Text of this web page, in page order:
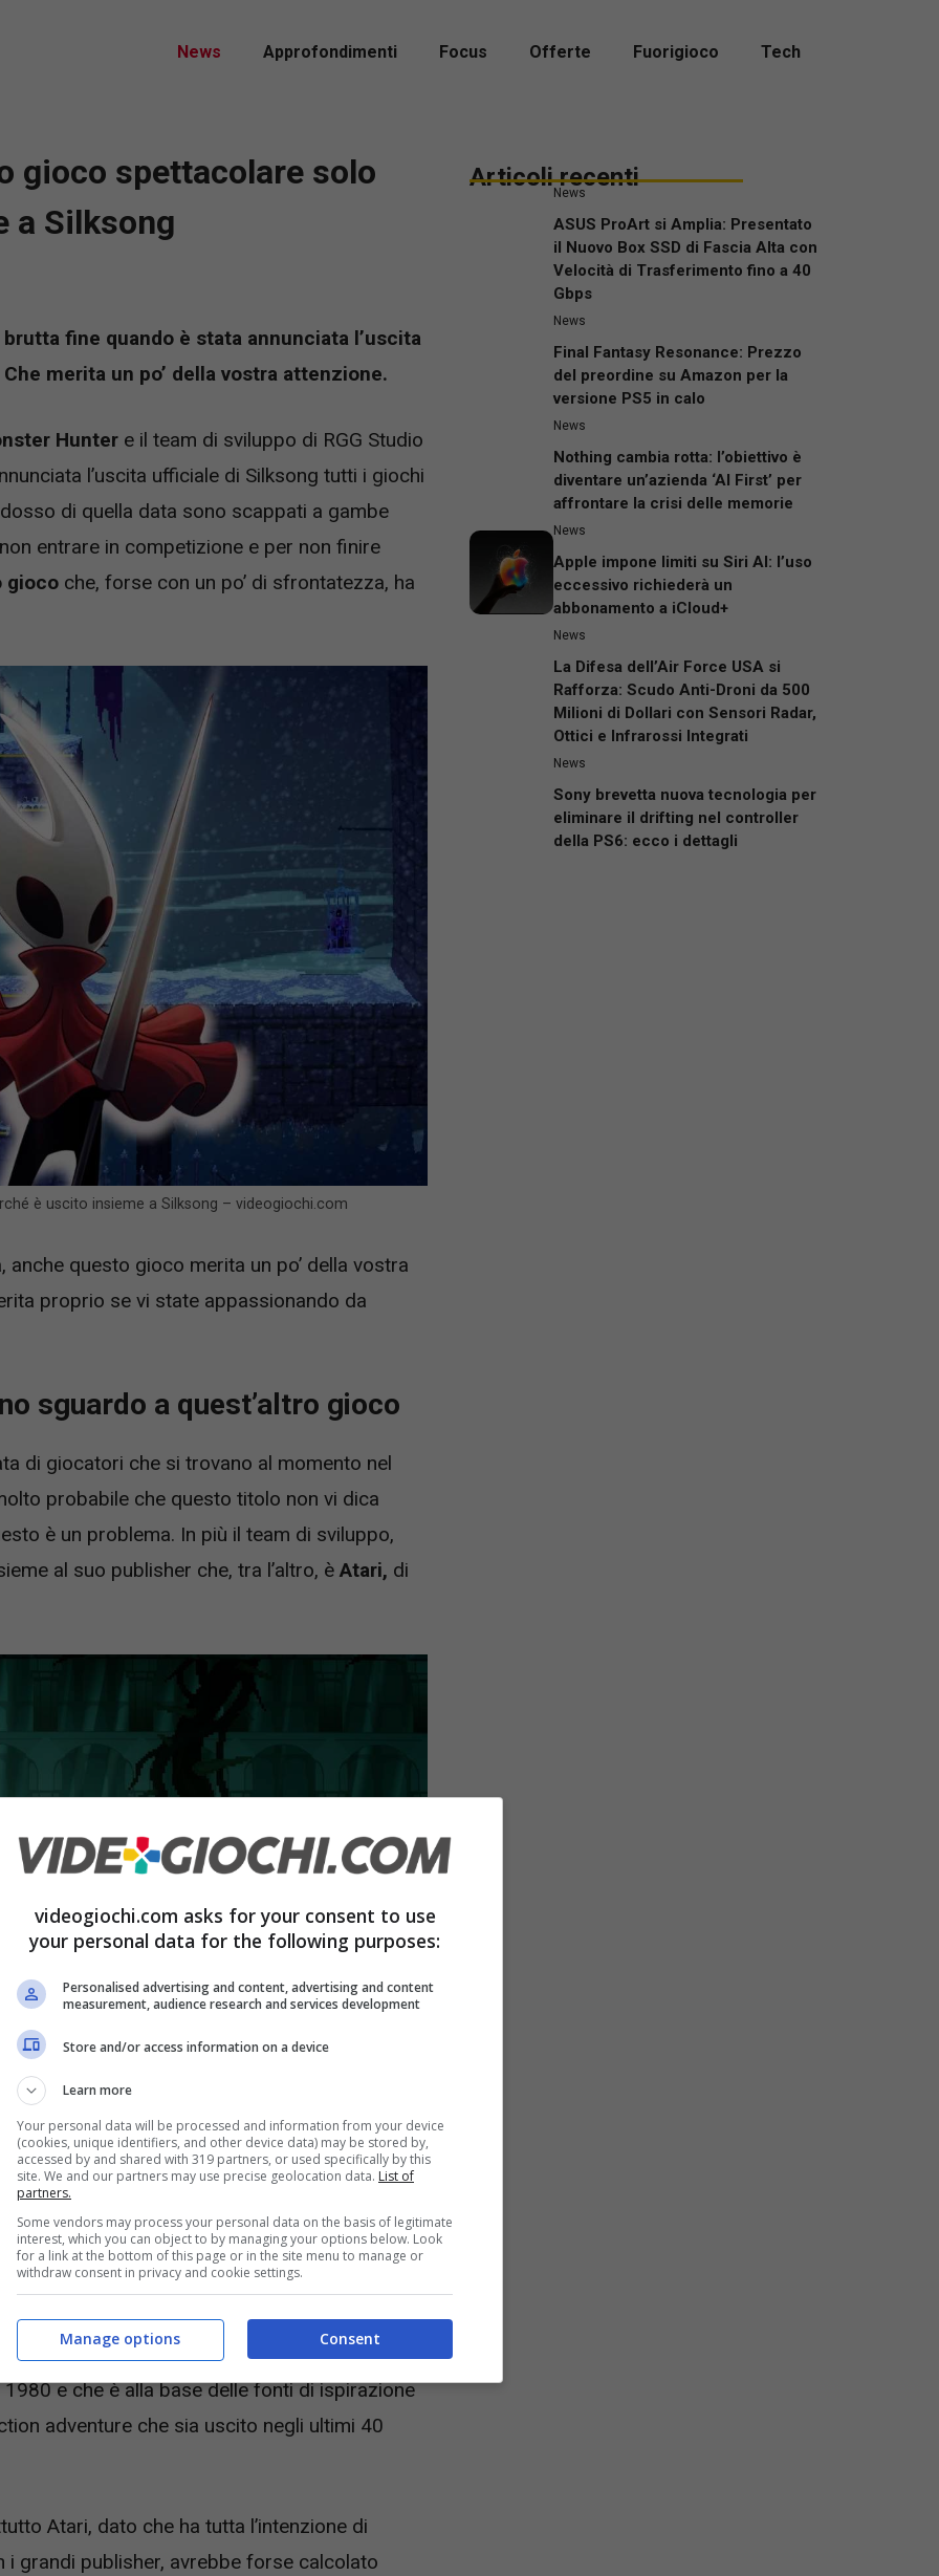
News Approfondimenti Focus Offerte Fuorigioco Tech
gioco spettacolare solo
a Silksong
fine quando è stata annunciata l’uscita
merita un po’ della vostra attenzione.
Hunter e il team di sviluppo di RGG Studio
l’uscita ufficiale di Silksong tutti i giochi
di quella data sono scappati a gambe
entrare in competizione e per non finire
gioco che, forse con un po’ di sfrontatezza, ha
è uscito insieme a Silksong – videogiochi.com
questo gioco merita un po’ della vostra
proprio se vi state appassionando da
sguardo a quest’altro gioco
di giocatori che si trovano al momento nel
probabile che questo titolo non vi dica
è un problema. In più il team di sviluppo,
al suo publisher che, tra l’altro, è Atari, di
– videogiochi.com
massimo finora raggiunto da Adventure of
piccolo miracolo.
un più che discreto potenziale.Si tratta del
e che è alla base delle fonti di ispirazione
adventure che sia uscito negli ultimi 40
Atari, dato che ha tutta l’intenzione di
grandi publisher, avrebbe forse calcolato
Articoli recenti
News
ASUS ProArt si Amplia: Presentato
il Nuovo Box SSD di Fascia Alta con
Velocità di Trasferimento fino a 40
Gbps
News
Final Fantasy Resonance: Prezzo
del preordine su Amazon per la
versione PS5 in calo
News
Nothing cambia rotta: l’obiettivo è
diventare un’azienda ‘AI First’ per
affrontare la crisi delle memorie
News
Apple impone limiti su Siri AI: l’uso
eccessivo richiederà un
abbonamento a iCloud+
News
La Difesa dell’Air Force USA si
Rafforza: Scudo Anti-Droni da 500
Milioni di Dollari con Sensori Radar,
Ottici e Infrarossi Integrati
News
Sony brevetta nuova tecnologia per
eliminare il drifting nel controller
della PS6: ecco i dettagli
videogiochi.com asks for your consent to use
your personal data for the following purposes:
Personalised advertising and content, advertising and content
measurement, audience research and services development
Store and/or access information on a device
Learn more
Your personal data will be processed and information from your device
(cookies, unique identifiers, and other device data) may be stored by,
accessed by and shared with 319 partners, or used specifically by this
site. We and our partners may use precise geolocation data. List of
partners.
Some vendors may process your personal data on the basis of legitimate
interest, which you can object to by managing your options below. Look
for a link at the bottom of this page or in the site menu to manage or
withdraw consent in privacy and cookie settings.
Consent
Manage options